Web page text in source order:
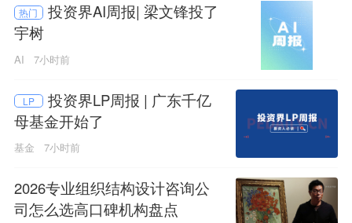
热门
投资界AI周报| 梁文锋投了
宇树
AI 7小时前
LP
投资界LP周报 | 广东千亿
母基金开始了
基金 7小时前
2026专业组织结构设计咨询公
司怎么选高口碑机构盘点